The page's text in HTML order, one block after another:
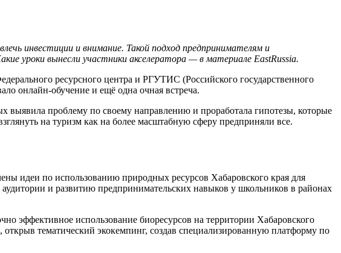
инвестиции и внимание. Такой подход предпринимателям и
уроки вынесли участники акселератора — в материале EastRussia.
ресурсного центра и РГУТИС (Российского государственного
онлайн-обучение и ещё одна очная встреча.
выявила проблему по своему направлению и проработала гипотезы, которые
на туризм как на более масштабную сферу предприняли все.
идеи по использованию природных ресурсов Хабаровского края для
и развитию предпринимательских навыков у школьников в районах
эффективное использование биоресурсов на территории Хабаровского
тематический экокемпинг, создав специализированную платформу по